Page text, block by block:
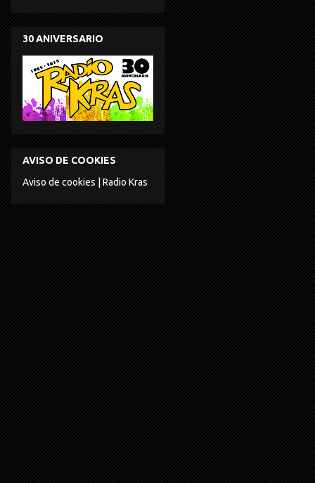
30 ANIVERSARIO
AVISO DE COOKIES
Aviso de cookies | Radio Kras